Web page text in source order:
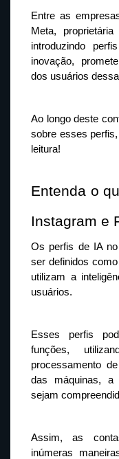
Entre as
Meta,
introduzindo
inovação,
dos usuários
Ao longo deste
sobre esses
leitura!
Entenda o
Instagram e
Os perfis de IA
ser definidos
utilizam a
usuários.
Esses perfis
funções,
processamento
das máquinas, a
sejam
Assim, as
inúmeras